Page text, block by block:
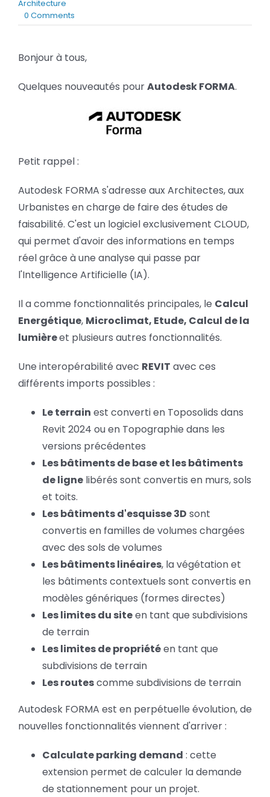
BLOG
Rechercher:
Architecture
0 Commentson
Autodesk
Nouveautés
Bonjour à tous,
Quelques nouveautés pourAutodesk FORMA.
Petit rappel :
Autodesk FORMA s'adresse aux Architectes, aux
Urbanistes en charge de faire des études de
faisabilité. C'est un logiciel exclusivement CLOUD,
qui permet d'avoir des informations en temps
réel grâce à une analyse qui passe par
l'Intelligence Artificielle (IA).
Il a comme fonctionnalités principales, le Calcul
Energétique, Microclimat, Etude, Calcul de la
lumièreet plusieurs autres fonctionnalités.
Une interopérabilité avec REVIT avec ces
différents imports possibles :
Le terrain est converti en Toposolids dans
Revit 2024 ou en Topographie dans les
versions précédentes
Les bâtiments de base et les bâtiments
de lignelibérés sont convertis en murs, sols
et toits.
Les bâtiments d'esquisse 3D sont
convertis en familles de volumes chargées
avec des sols de volumes
Les bâtiments linéaires, la végétation et
les bâtiments contextuels sont convertis en
modèles génériques (formes directes)
Les limites du siteen tant que subdivisions
de terrain
Les limites de propriétéen tant que
subdivisions de terrain
Les routescomme subdivisions de terrain
Autodesk FORMA est en perpétuelle évolution, de
nouvelles fonctionnalités viennent d'arriver :
Calculate parking demand : cette
extension permet de calculer la demande
de stationnement pour un projet.